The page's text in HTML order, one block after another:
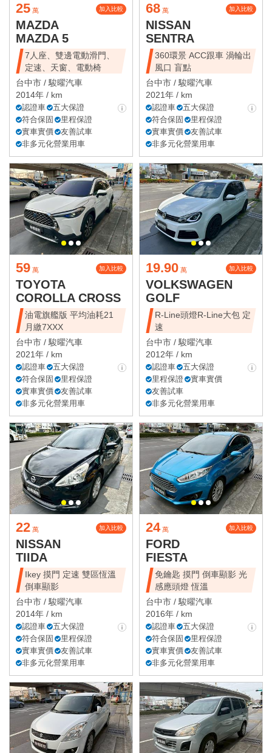
25 萬 加入比較
MAZDA
MAZDA 5
7人座、雙邊電動滑門、
定速、天窗、電動椅
台中市 /駿曜汽車
2014年 / km
認證車
五大保證
符合保固
里程保證
實車實價
友善試車
非多元化營業用車
68 萬 加入比較
NISSAN
SENTRA
360環景 ACC跟車 渦輪出
風口 盲點
台中市 /駿曜汽車
2021年 / km
認證車
五大保證
符合保固
里程保證
實車實價
友善試車
非多元化營業用車
59 萬 加入比較
TOYOTA
COROLLA CROSS
油電旗艦版 平均油耗21
月繳7XXX
台中市 /駿曜汽車
2021年 / km
認證車
五大保證
符合保固
里程保證
實車實價
友善試車
非多元化營業用車
19.90 萬 加入比較
VOLKSWAGEN
GOLF
R-Line頭燈R-Line大包 定
速
台中市 /駿曜汽車
2012年 / km
認證車
五大保證
里程保證
實車實價
友善試車
非多元化營業用車
22 萬 加入比較
NISSAN
TIIDA
Ikey 摸門 定速 雙區恆溫
倒車顯影
台中市 /駿曜汽車
2014年 / km
認證車
五大保證
符合保固
里程保證
實車實價
友善試車
非多元化營業用車
24 萬 加入比較
FORD
FIESTA
免鑰匙 摸門 倒車顯影 光
感應頭燈 恆溫
台中市 /駿曜汽車
2016年 / km
認證車
五大保證
符合保固
里程保證
實車實價
友善試車
非多元化營業用車